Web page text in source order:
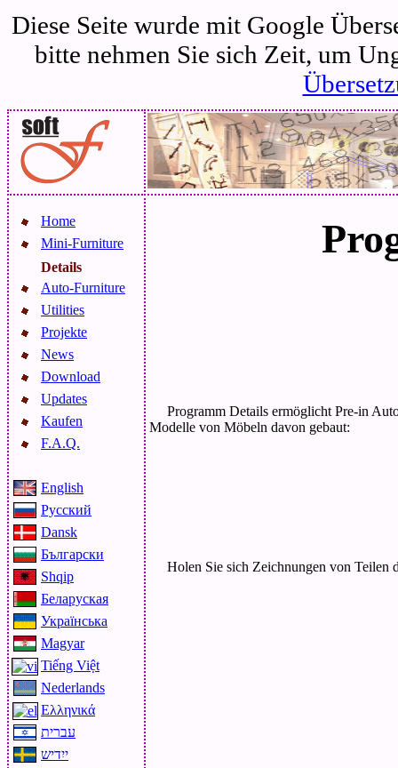
Diese Seite wurde mit Google
bitte nehmen Sie sich Zeit, um
Home
Mini-Furniture
Details
Auto-Furniture
Utilities
Projekte
News
Download
Updates
Kaufen
F.A.Q.
English
Русский
Dansk
Български
Shqip
Беларуская
Українська
Magyar
Tiếng Việt
Nederlands
Ελληνικά
עברית
ייִדיש
Programm Details ermöglicht Pre-in
Modelle von Möbeln davon gebaut:
Holen Sie sich Zeichnungen von Teilen